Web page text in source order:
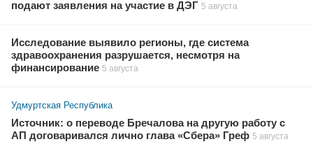
подают заявления на участие в ДЭГ 5 августа
Исследование выявило регионы, где система
здравоохранения разрушается, несмотря на
финансирование 5 августа
Удмуртская Республика
Источник: о переводе Бречалова на другую работу с
АП договаривался лично глава «Сбера» Греф 5 августа